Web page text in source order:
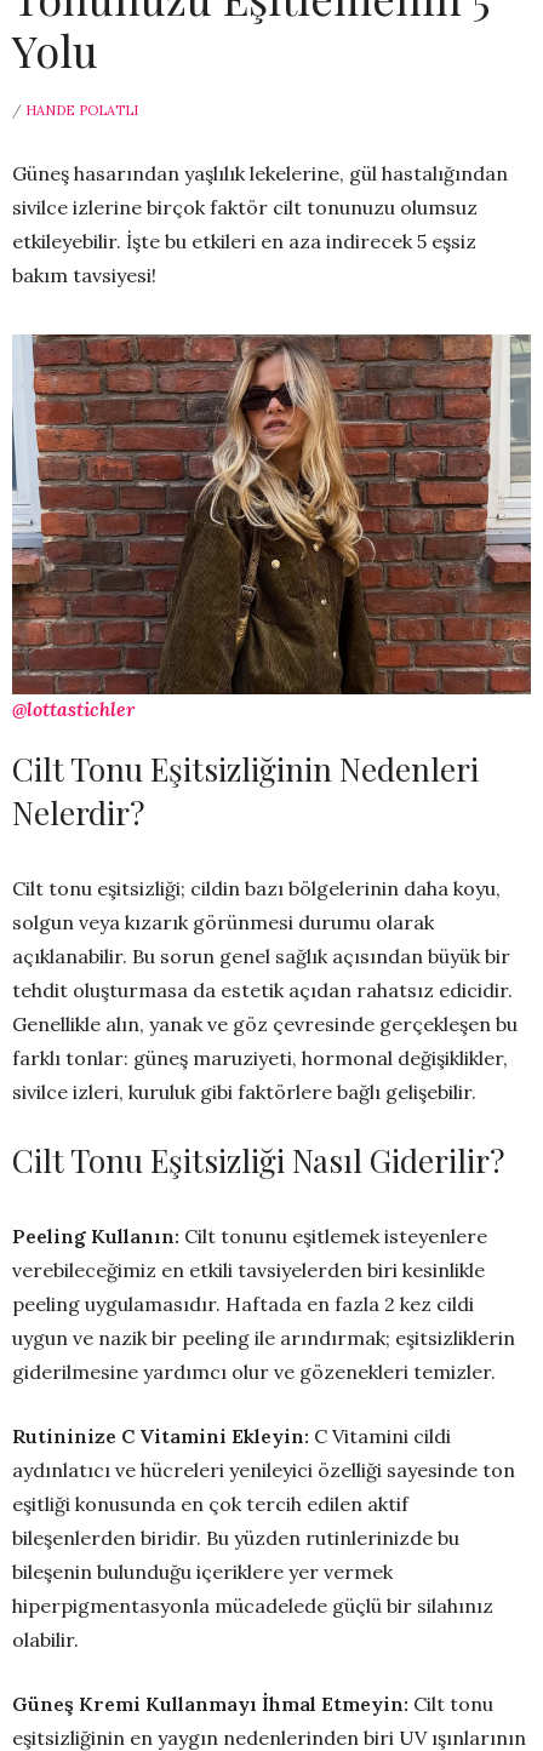
Yolu
/ HANDE POLATLI
Güneş hasarından yaşlılık lekelerine, gül hastalığından
sivilce izlerine birçok faktör cilt tonunuzu olumsuz
etkileyebilir. İşte bu etkileri en aza indirecek 5 eşsiz
bakım tavsiyesi!
@lottastichler
Cilt Tonu Eşitsizliğinin Nedenleri
Nelerdir?
Cilt tonu eşitsizliği; cildin bazı bölgelerinin daha koyu,
solgun veya kızarık görünmesi durumu olarak
açıklanabilir. Bu sorun genel sağlık açısından büyük bir
tehdit oluşturmasa da estetik açıdan rahatsız edicidir.
Genellikle alın, yanak ve göz çevresinde gerçekleşen bu
farklı tonlar: güneş maruziyeti, hormonal değişiklikler,
sivilce izleri, kuruluk gibi faktörlere bağlı gelişebilir.
Cilt Tonu Eşitsizliği Nasıl Giderilir?
Peeling Kullanın: Cilt tonunu eşitlemek isteyenlere
verebileceğimiz en etkili tavsiyelerden biri kesinlikle
peeling uygulamasıdır. Haftada en fazla 2 kez cildi
uygun ve nazik bir peeling ile arındırmak; eşitsizliklerin
giderilmesine yardımcı olur ve gözenekleri temizler.
Rutininize C Vitamini Ekleyin: C Vitamini cildi
aydınlatıcı ve hücreleri yenileyici özelliği sayesinde ton
eşitliği konusunda en çok tercih edilen aktif
bileşenlerden biridir. Bu yüzden rutinlerinizde bu
bileşenin bulunduğu içeriklere yer vermek
hiperpigmentasyonla mücadelede güçlü bir silahınız
olabilir.
Güneş Kremi Kullanmayı İhmal Etmeyin: Cilt tonu
eşitsizliğinin en yaygın nedenlerinden biri UV ışınlarının